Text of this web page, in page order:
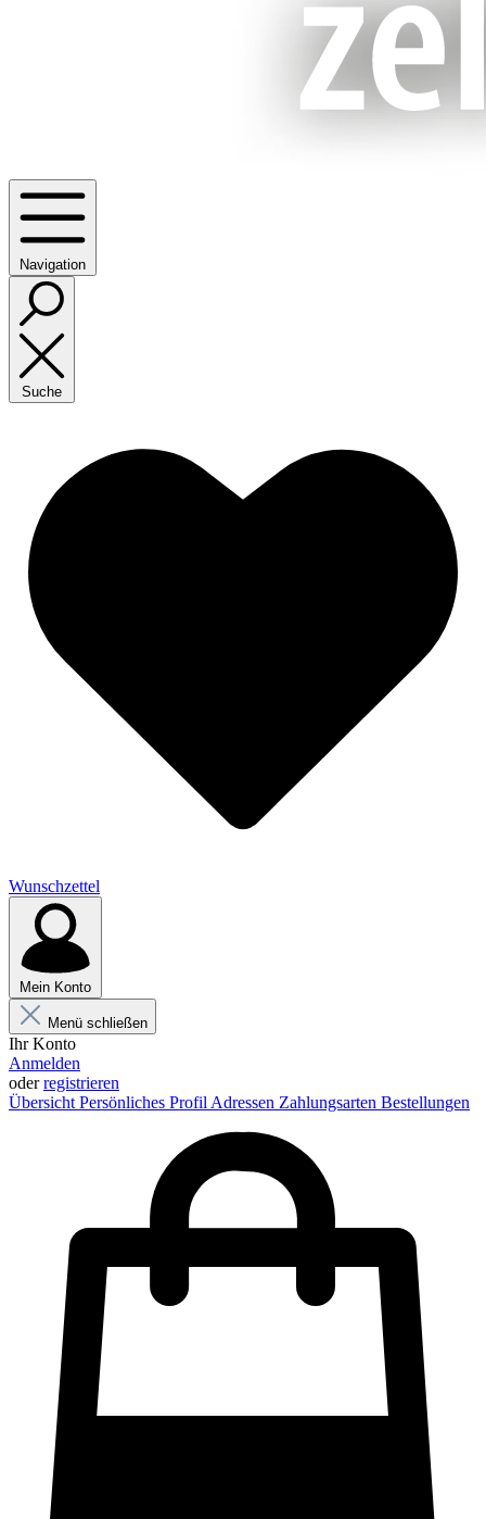
Navigation
Suche
Wunschzettel
Mein Konto
Menü schließen
Ihr Konto
Anmelden
oderregistrieren
Übersicht Persönliches Profil Adressen Zahlungsarten Bestellungen